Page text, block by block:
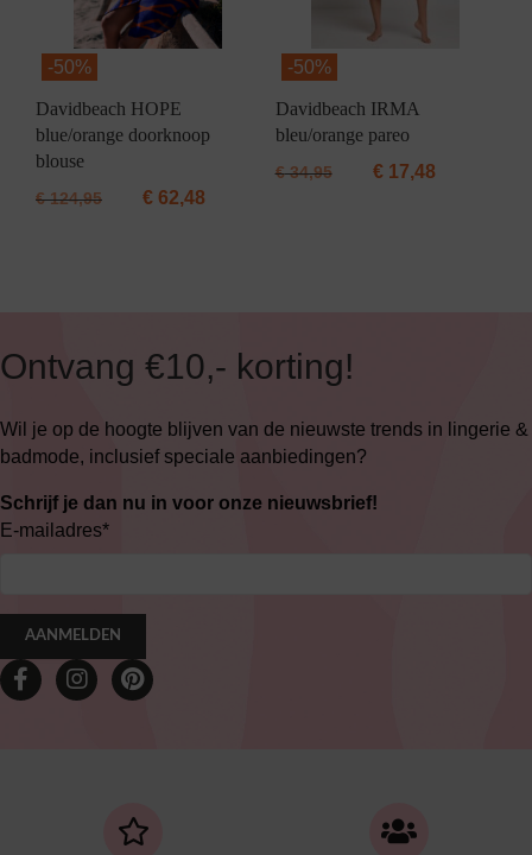
-50%
Davidbeach HOPE
blue/orange doorknoop
blouse
€124,95 € 62,48
-50%
Davidbeach IRMA
bleu/orange pareo
€34,95 €17,48
Ontvang €10,- korting!
Wil je op de hoogte blijven van de nieuwste trends in lingerie &
badmode, inclusief speciale aanbiedingen?
Schrijf je dan nu in voor onze nieuwsbrief!
E-mailadres*
AANMELDEN